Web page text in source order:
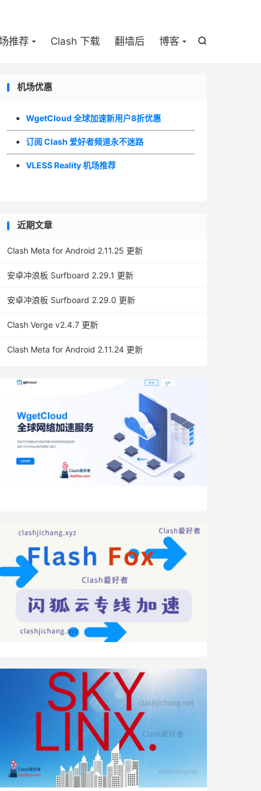

推荐 Clash 下载 翻墙后 博客
机场优惠
WgetCloud 全球加速新用户8折优惠
订阅 Clash 爱好者频道永不迷路
VLESS Reality 机场推荐
近期文章
Clash Meta for Android 2.11.25 更新
安卓冲浪板 Surfboard 2.29.1 更新
安卓冲浪板 Surfboard 2.29.0 更新
Clash Verge v2.4.7 更新
Clash Meta for Android 2.11.24 更新